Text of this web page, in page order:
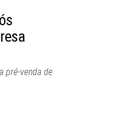
pré-venda de